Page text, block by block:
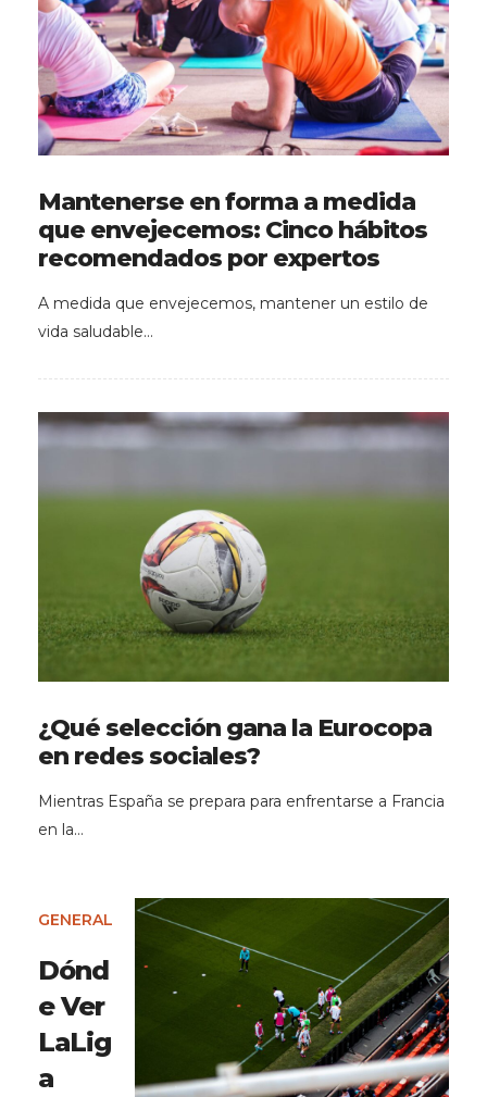
Mantenerse en forma a medida
que envejecemos: Cinco hábitos
recomendados por expertos
A medida que envejecemos, mantener un estilo de
vida saludable…
¿Qué selección gana la Eurocopa
en redes sociales?
Mientras España se prepara para enfrentarse a Francia
en la…
GENERAL
Dónd
e Ver
LaLig
a